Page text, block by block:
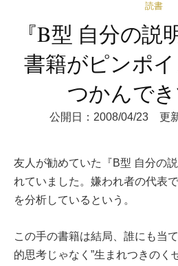
読書
『B型 自分の説
書籍がピンポ
つかんで
公開日：2008/04/23 更
友人が勧めていた『B型 自分の
れていました。嫌われ者の代表
を分析しているという。
この手の書籍は結局、誰にも当
的思考じゃなく”生まれつきのく